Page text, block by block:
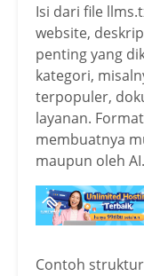
Isi dari file
website,
penting yang
kategori,
terpopuler,
layanan.
membuatnya
maupun oleh AI.
Contoh